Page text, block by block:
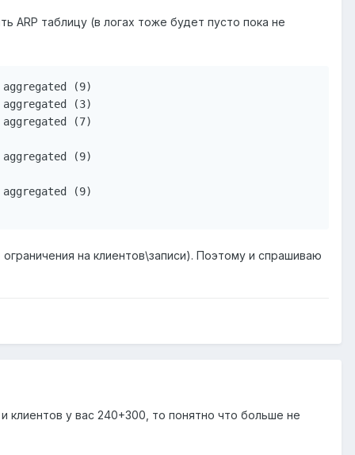
ARP таблицу (в логах тоже будет пусто пока не
на клиентов\записи). Поэтому и спрашиваю
клиентов у вас 240+300, то понятно что больше не